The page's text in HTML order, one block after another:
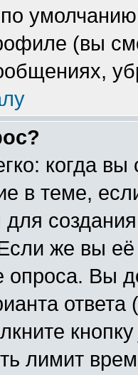
(вы
когда
в теме,
же вы её
опроса. Вы
ответа
лимит